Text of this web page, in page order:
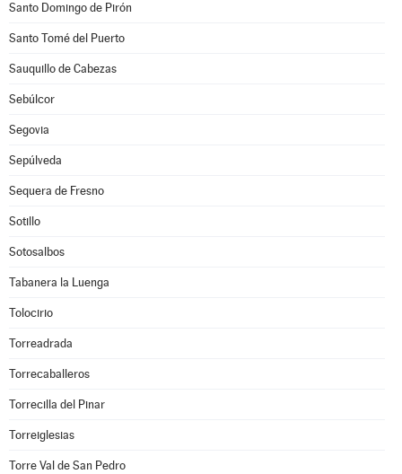
Santo Domingo de Pirón
Santo Tomé del Puerto
Sauquillo de Cabezas
Sebúlcor
Segovia
Sepúlveda
Sequera de Fresno
Sotillo
Sotosalbos
Tabanera la Luenga
Tolocirio
Torreadrada
Torrecaballeros
Torrecilla del Pinar
Torreiglesias
Torre Val de San Pedro